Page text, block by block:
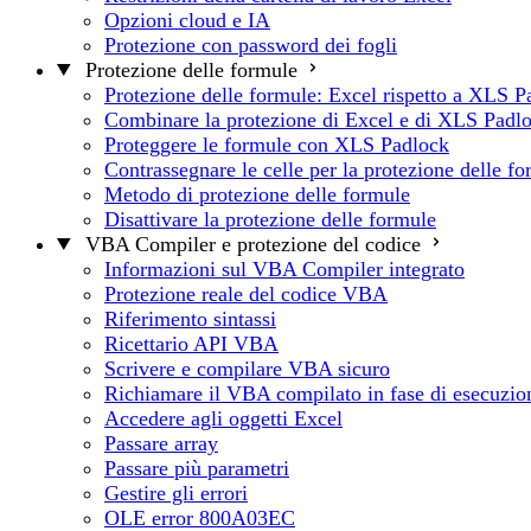
Opzioni cloud e IA
Protezione con password dei fogli
Protezione delle formule
Protezione delle formule: Excel rispetto a XLS
Combinare la protezione di Excel e di XLS
Proteggere le formule con XLS Padlock
Contrassegnare le celle per la protezione delle
Metodo di protezione delle formule
Disattivare la protezione delle formule
VBA Compiler e protezione del codice
Informazioni sul VBA Compiler integrato
Protezione reale del codice VBA
Riferimento sintassi
Ricettario API VBA
Scrivere e compilare VBA sicuro
Richiamare il VBA compilato in fase di
Accedere agli oggetti Excel
Passare array
Passare più parametri
Gestire gli errori
OLE error 800A03EC